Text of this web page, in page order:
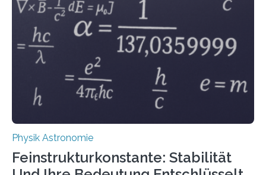
Physik Astronomie
Feinstrukturkonstante: Stabilität